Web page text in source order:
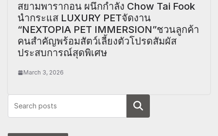
สยามพารากอน ผนึกกำลัง Chow Tai Fook
นำกระแส LUXURY PETจัดงาน
“NEXTOPIA PET IMMERSION”ชวนลูกค้า
คนสำคัญพร้อมสัตว์เลี้ยงตัวโปรดสัมผัส
ประสบการณ์สุดพิเศษ
March 3, 2026
Search